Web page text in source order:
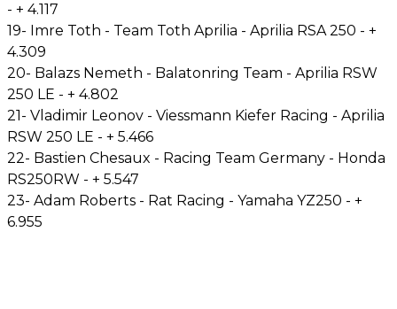
- + 4.117
19- Imre Toth - Team Toth Aprilia - Aprilia RSA 250 - +
4.309
20- Balazs Nemeth - Balatonring Team - Aprilia RSW
250 LE - + 4.802
21- Vladimir Leonov - Viessmann Kiefer Racing - Aprilia
RSW 250 LE - + 5.466
22- Bastien Chesaux - Racing Team Germany - Honda
RS250RW - + 5.547
23- Adam Roberts - Rat Racing - Yamaha YZ250 - +
6.955